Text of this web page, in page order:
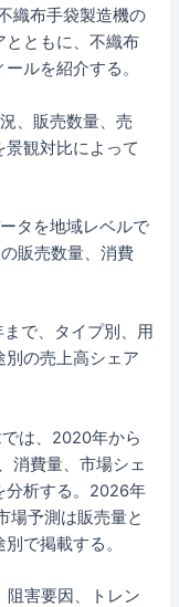
織布手袋製造機の
とともに、不織布
ルを紹介する。
、販売数量、売
観対比によって
タを地域レベルで
販売数量、消費
で、タイプ別、用
の売上高シェア
は、2020年から
消費量、市場シェ
分析する。2026年
場予測は販売量と
で掲載する。
阻害要因、トレン